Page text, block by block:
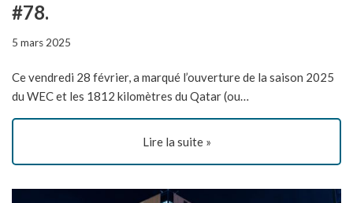
#78.
5 mars 2025
Ce vendredi 28 février, a marqué l’ouverture de la saison 2025
du WEC et les 1812 kilomètres du Qatar (ou…
Lire la suite »